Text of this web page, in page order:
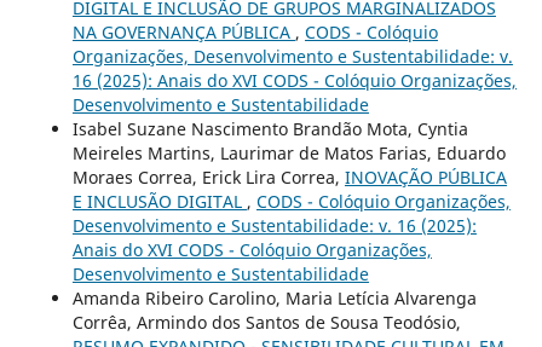
DIGITAL E INCLUSÃO DE GRUPOS MARGINALIZADOS
NA GOVERNANÇA PÚBLICA , CODS - Colóquio
Organizações, Desenvolvimento e Sustentabilidade: v.
16 (2025): Anais do XVI CODS - Colóquio Organizações,
Desenvolvimento e Sustentabilidade
Isabel Suzane Nascimento Brandão Mota, Cyntia
Meireles Martins, Laurimar de Matos Farias, Eduardo
Moraes Correa, Erick Lira Correa, INOVAÇÃO PÚBLICA
E INCLUSÃO DIGITAL , CODS - Colóquio Organizações,
Desenvolvimento e Sustentabilidade: v. 16 (2025):
Anais do XVI CODS - Colóquio Organizações,
Desenvolvimento e Sustentabilidade
Amanda Ribeiro Carolino, Maria Letícia Alvarenga
Corrêa, Armindo dos Santos de Sousa Teodósio,